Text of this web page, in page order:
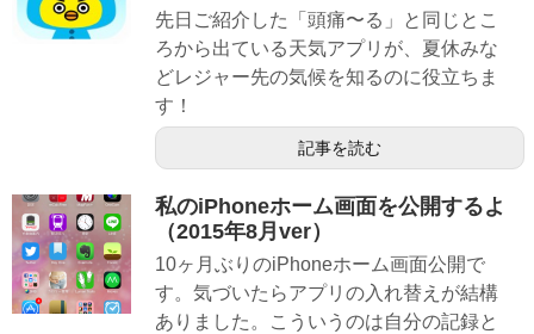
先日ご紹介した「頭痛〜る」と同じとこ
ろから出ている天気アプリが、夏休みな
どレジャー先の気候を知るのに役立ちま
す！
記事を読む
私のiPhoneホーム画面を公開するよ
（2015年8月ver）
10ヶ月ぶりのiPhoneホーム画面公開で
す。気づいたらアプリの入れ替えが結構
ありました。こういうのは自分の記録と